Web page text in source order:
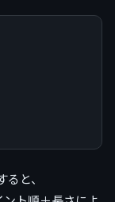
と、